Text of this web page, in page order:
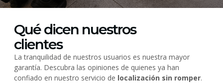
Qué dicen nuestros
clientes
La tranquilidad de nuestros usuarios es nuestra mayor
garantía. Descubra las opiniones de quienes ya han
confiado en nuestro servicio de localización sin romper.